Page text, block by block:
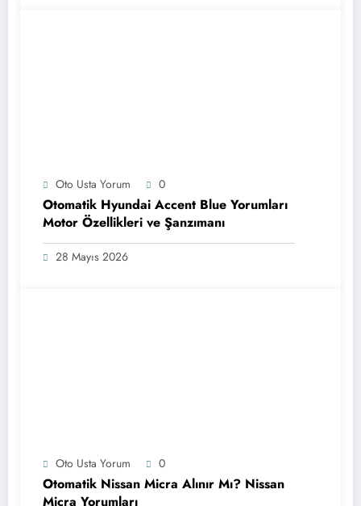
Oto Usta Yorum 0
Otomatik Hyundai Accent Blue Yorumları
Motor Özellikleri ve Şanzımanı
28 Mayıs 2026
Oto Usta Yorum 0
Otomatik Nissan Micra Alınır Mı? Nissan
Micra Yorumları